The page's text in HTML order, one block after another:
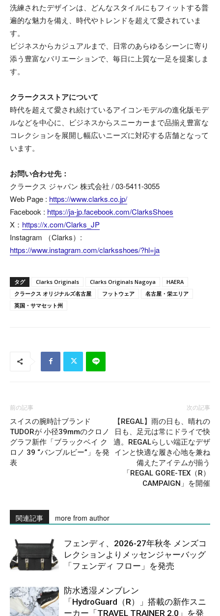
洗練されたデザインは、どんなスタイルにもフィットする普
遍的な魅力を備え、時代やトレンドを超えて愛されていま
す。
ビジネスからカジュアルまで、日常のあらゆるシーンに寄り
添う豊富なバリエーションで、毎日に上質な一足を提案しま
す。
クラークスストアについて
時代を超えて愛され続けているアイコンモデルの進化版モデ
ルなどを中心に、ビジネスからスニーカーまで品揃え豊富な
コレクションを展開し幅広いニーズに対応する店舗となって
います。
お問い合わせ先：
クラークス ジャパン 株式会社 / 03-5411-3055
Web Page : https://www.clarks.co.jp/
Facebook : https://ja-jp.facebook.com/ClarksShoes
X： https://x.com/Clarks_JP
Instagram （Clarks）:
https://www.instagram.com/clarksshoes/?hl=ja
タグ Clarks Originals Clarks Originals Nagoya
HAERA
クラークス オリジナルズ名古屋
フットウェア
名古屋・栄エリア
英国・サマセット州
前の記事
スイスの腕時計ブランド
TUDORが 小径39mmのクロノ
グラフ新作「ブラックベイ ク
ロノ 39 “バンブルビー”」を発
表
次の記事
【REGAL】雨の日も、晴れの
日も、足元は常にドライで快
適。REGALらしい端正なデザ
インと快適な履き心地を兼ね
備えたアイテムが揃う
「REGAL GORE-TEX（R）
CAMPAIGN」を開催
関連記事 more from author
フェンディ、2026-27年秋冬 メンズコ
レクションよりメッセンジャーバッグ
「フェンディ フロー」を発売
防水透湿メンブレン
「HydroGuard（R）」搭載の新作スニ
ーカー「TRAVEL TRAINER 2.0」を発